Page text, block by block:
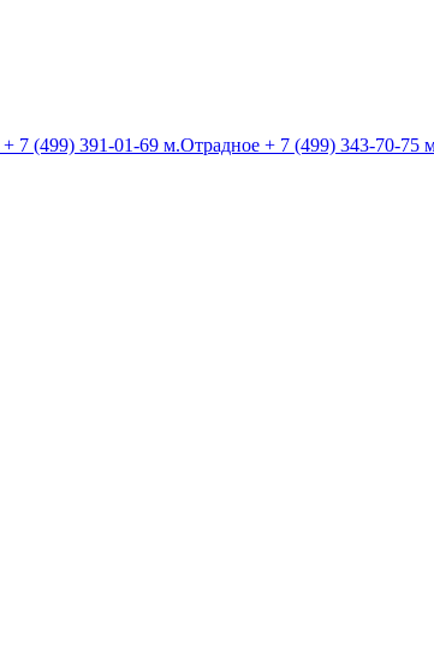
+ 7 (499) 391-01-69 м.Отрадное + 7 (499) 343-70-75